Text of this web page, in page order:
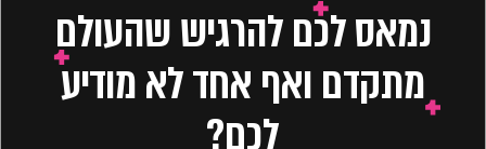
נמאס לכם להרגיש שהעולם
מתקדם ואף אחד לא מודיע
לכם?